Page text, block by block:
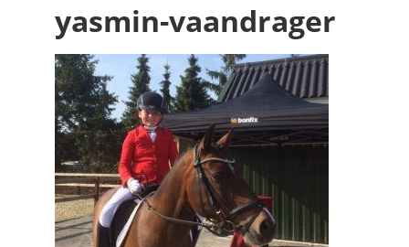
yasmin-vaandrager